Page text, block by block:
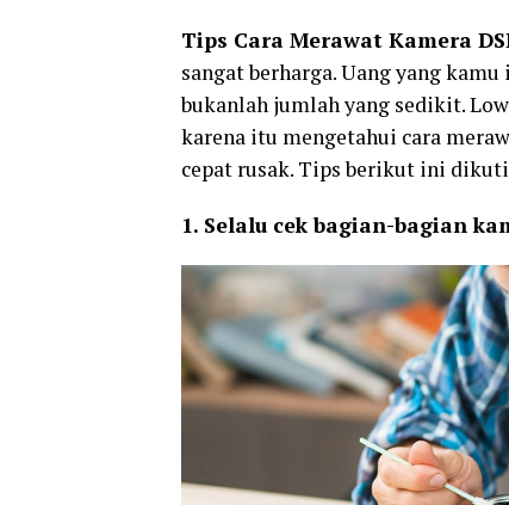
Tips Cara Merawat Kamera
sangat berharga. Uang yang
bukanlah jumlah yang sedikit.
karena itu mengetahui cara
cepat rusak. Tips berikut ini
1. Selalu cek bagian-bagian